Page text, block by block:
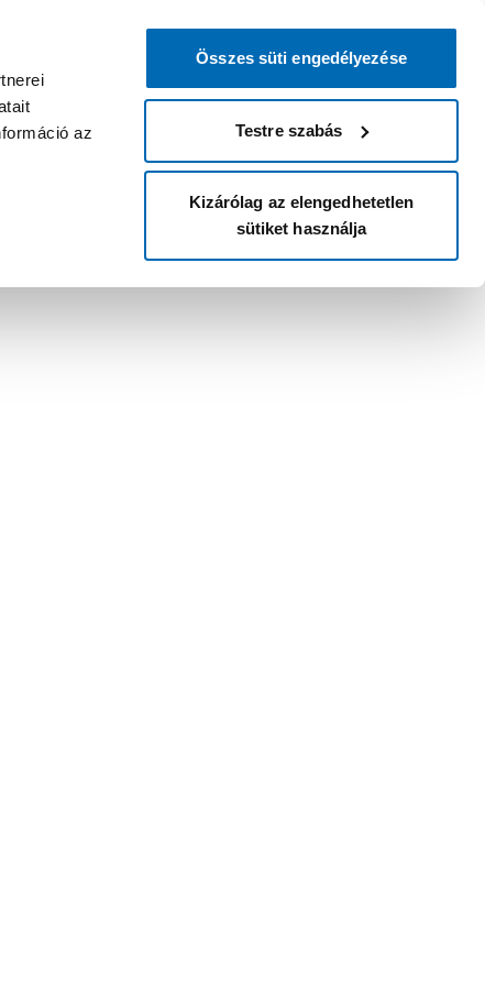
az
Összes süti engedélyezése
Testre szabás
Kizárólag az elengedhetetlen
sütiket használja